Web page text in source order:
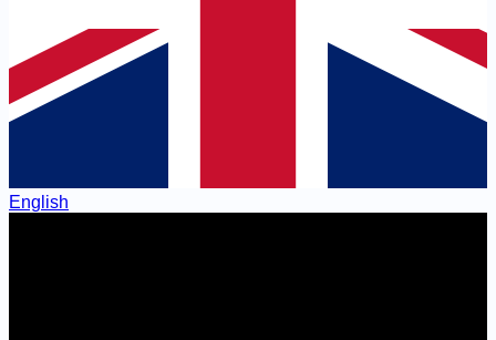
English